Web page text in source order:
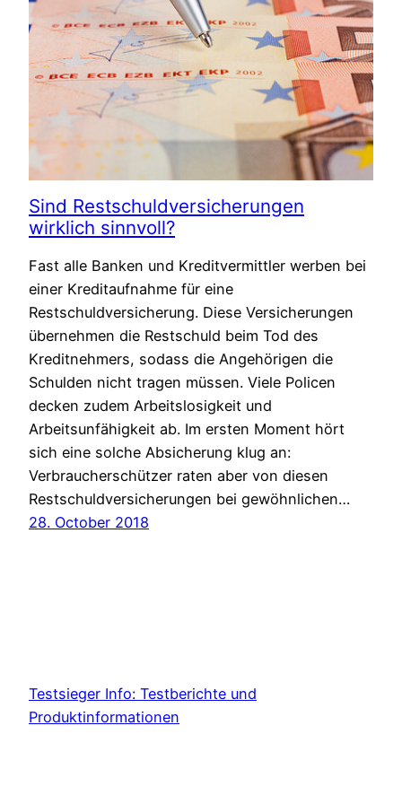
Sind Restschuldversicherungen
wirklich sinnvoll?
Fast alle Banken und Kreditvermittler werben bei
einer Kreditaufnahme für eine
Restschuldversicherung. Diese Versicherungen
übernehmen die Restschuld beim Tod des
Kreditnehmers, sodass die Angehörigen die
Schulden nicht tragen müssen. Viele Policen
decken zudem Arbeitslosigkeit und
Arbeitsunfähigkeit ab. Im ersten Moment hört
sich eine solche Absicherung klug an:
Verbraucherschützer raten aber von diesen
Restschuldversicherungen bei gewöhnlichen…
28. October 2018
Testsieger Info: Testberichte und
Produktinformationen